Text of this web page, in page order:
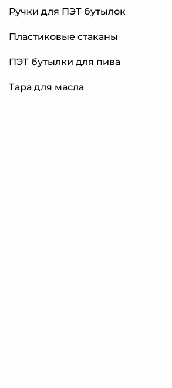
Ручки для ПЭТ бутылок
Пластиковые стаканы
ПЭТ бутылки для пива
Тара для масла